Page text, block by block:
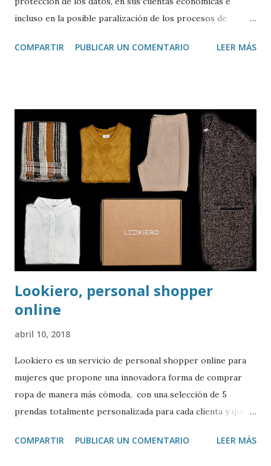
incluso en la posible paralización de los procesos de
hablamos de los principales riesgos y las diferencias de la
COMPARTIR PUBLICAR UN COMENTARIO LEER MÁS
Lookiero, personal shopper
online
abril 10, 2018
Lookiero es un servicio de personal shopper online para
mujeres que propone una innovadora forma de comprar
ropa de manera más cómoda, con una selección de 5
prendas totalmente personalizada para cada clienta y que
años ha logrado 200.000 usuarias y su plantilla está
COMPARTIR PUBLICAR UN COMENTARIO LEER MÁS